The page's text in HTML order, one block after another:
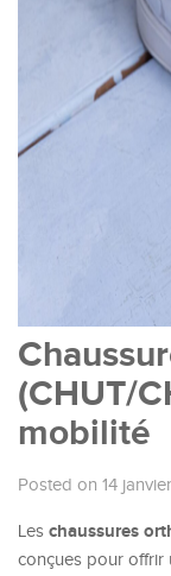
(CHUT/
mobilité
Posted on 14
Les chaussures
conçues pour offrir